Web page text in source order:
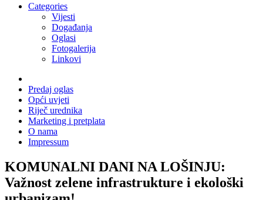
Categories
Vijesti
Događanja
Oglasi
Fotogalerija
Linkovi
Predaj oglas
Opći uvjeti
Riječ urednika
Marketing i pretplata
O nama
Impressum
KOMUNALNI DANI NA LOŠINJU:
Važnost zelene infrastrukture i ekološki